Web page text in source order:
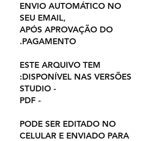
ENVIO AUTOMÁTICO NO
SEU EMAIL,
APÓS APROVAÇÃO DO
PAGAMENTO.
ESTE ARQUIVO TEM
DISPONÍVEL NAS VERSÕES:
- STUDIO
- PDF
PODE SER EDITADO NO
CELULAR E ENVIADO PARA